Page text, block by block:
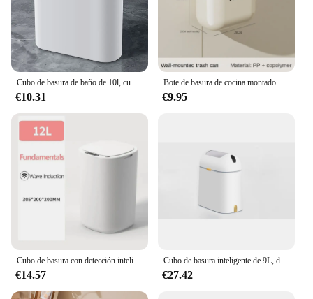
€10.31 €9.95
€14.57
Cubo de basura inteligente de 9L, doble apertura y cierre de la cápsula, cubo de basura de sabor cerrado, Sensor inteligente, cubo de basura con Sensor automático
€27.42